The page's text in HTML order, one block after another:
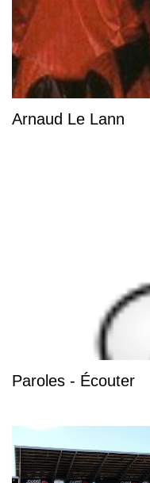
Arnaud Le Lann
Paroles - Écouter